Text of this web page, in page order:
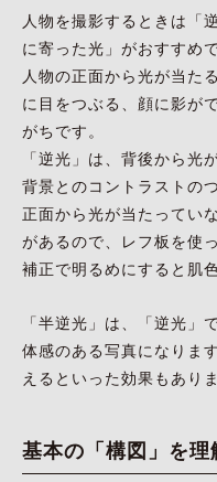
人物を撮影するときは「
に寄った光」がおすすめで
人物の正面から光が当た
に目をつぶる、顔に影が
がちです。
「逆光」は、背後から光
背景とのコントラストの
正面から光が当たってい
があるので、レフ板を使
補正で明るめにすると肌
「半逆光」は、「逆光」
体感のある写真になりま
えるといった効果もありま
基本の「構図」を理